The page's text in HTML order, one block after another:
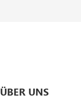
ÜBER UNS